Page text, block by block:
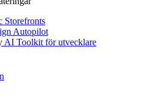
Storefronts
Autopilot
AI Toolkit för utvecklare